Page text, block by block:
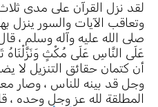
لقد نزل القرآن على مدى
وتعاقب الآيات والسور ينزل
صلى الله عليه وآله وسلم ، قال
عَلَى النَّاسِ عَلَى مُكْثٍ وَنَزَّلْنَاهُ
أن كتمان حقائق التنزيل لا
وجل قد بينه للناس ، وصار
المطلقة لله عز وجل وحده ،